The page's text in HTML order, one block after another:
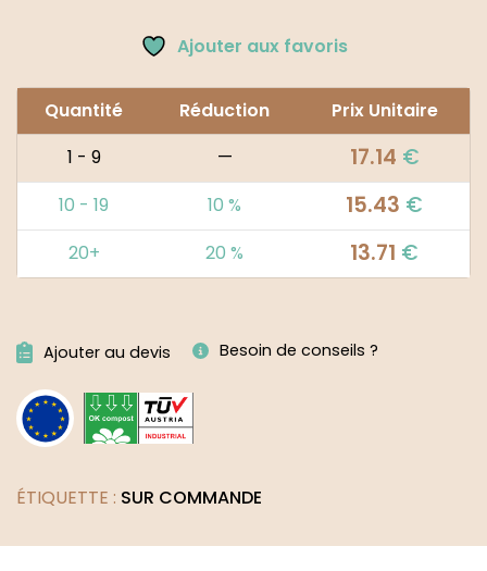
Ajouter aux favoris
Quantité Réduction
Prix Unitaire
1 - 9
— 17.14 €
10 - 19 10 % 15.43 €
20+ 20 % 13.71 €
Ajouter au devis Besoin de conseils ?
ÉTIQUETTE : SUR COMMANDE